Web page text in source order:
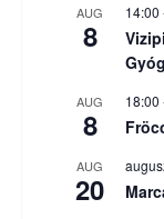
AUG
8
14:00
AUG
8
18:00
AUG
20